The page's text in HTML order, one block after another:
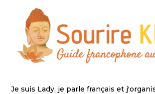
Je suis Lady, je parle français et